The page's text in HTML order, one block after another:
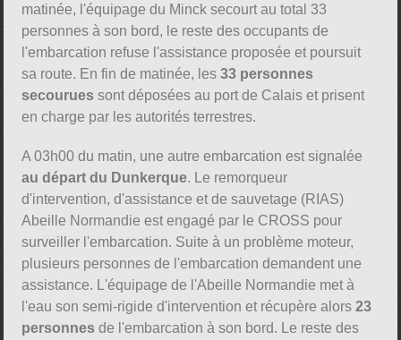
matinée, l'équipage du Minck secourt au total 33
personnes à son bord, le reste des occupants de
l'embarcation refuse l'assistance proposée et poursuit
sa route. En fin de matinée, les33 personnes
secourues sont déposées au port de Calais et prisent
en charge par les autorités terrestres.
A 03h00 du matin, une autre embarcation est signalée
au départ du Dunkerque. Le remorqueur
d'intervention, d'assistance et de sauvetage (RIAS)
Abeille Normandie est engagé par le CROSS pour
surveiller l'embarcation. Suite à un problème moteur,
plusieurs personnes de l'embarcation demandent une
assistance. L'équipage de l'Abeille Normandie met à
l'eau son semi-rigide d'intervention et récupère alors23
personnes de l'embarcation à son bord. Le reste des